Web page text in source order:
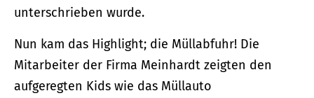
unterschrieben wurde.
Nun kam das Highlight; die Müllabfuhr! Die
Mitarbeiter der Firma Meinhardt zeigten den
aufgeregten Kids wie das Müllauto